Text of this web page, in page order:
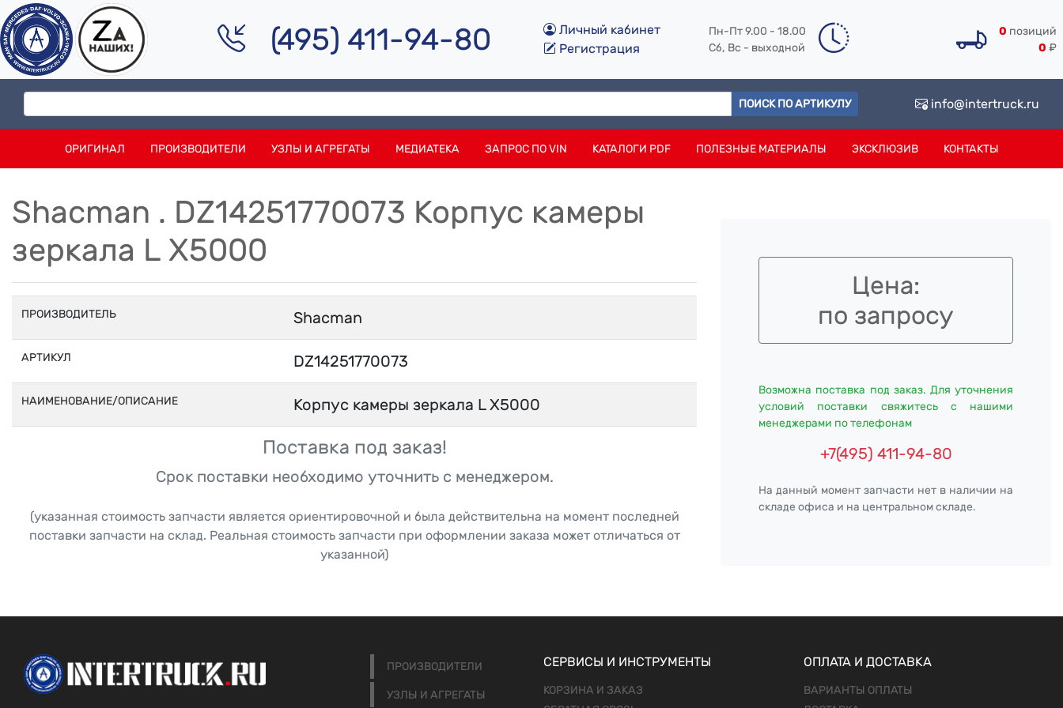
(495) 411-94-80
Личный кабинет
Регистрация
Пн-Пт 9.00 - 18.00
Сб, Вс - выходной
0 позиций
0 ₽
ПОИСК ПО АРТИКУЛУ info@intertruck.ru
ОРИГИНАЛ ПРОИЗВОДИТЕЛИ УЗЛЫ И АГРЕГАТЫ МЕДИАТЕКА ЗАПРОС ПО VIN КАТАЛОГИ PDF ПОЛЕЗНЫЕ МАТЕРИАЛЫ ЭКСКЛЮЗИВ КОНТАКТЫ
Shacman . DZ14251770073 Корпус камеры
зеркала L X5000
ПРОИЗВОДИТЕЛЬ Shacman
АРТИКУЛ DZ14251770073
НАИМЕНОВАНИЕ/ОПИСАНИЕ Корпус камеры зеркала L X5000
Поставка под заказ!
Срок поставки необходимо уточнить с менеджером.
(указанная стоимость запчасти является ориентировочной и была действительна на момент последней
поставки запчасти на склад. Реальная стоимость запчасти при оформлении заказа может отличаться от
указанной)
Цена:
по запросу
Возможна поставка под заказ. Для уточнения
условий поставки свяжитесь с нашими
менеджерами по телефонам
+7(495) 411-94-80
На данный момент запчасти нет в наличии на
складе офиса и на центральном складе.
ПРОИЗВОДИТЕЛИ
УЗЛЫ И АГРЕГАТЫ
СЕРВИСЫ И ИНСТРУМЕНТЫ
КОРЗИНА И ЗАКАЗ
ОПЛАТА И ДОСТАВКА
ВАРИАНТЫ ОПЛАТЫ